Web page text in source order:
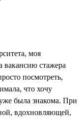
моя
вакансию стажера
посмотреть,
что хочу
была знакома. При
вдохновляющей,